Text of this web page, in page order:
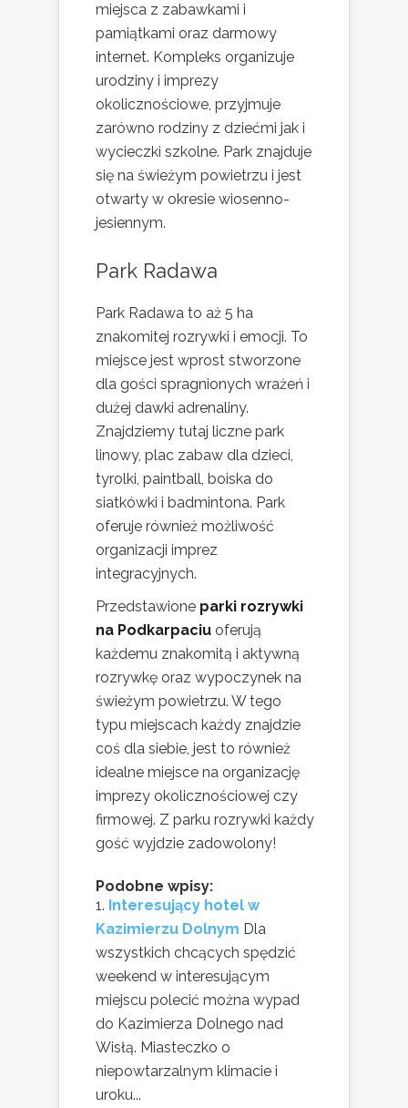
miejsca z zabawkami i
pamiątkami oraz darmowy
internet. Kompleks organizuje
urodziny i imprezy
okolicznościowe, przyjmuje
zarówno rodziny z dziećmi jak i
wycieczki szkolne. Park znajduje
się na świeżym powietrzu i jest
otwarty w okresie wiosenno-
jesiennym.
Park Radawa
Park Radawa to aż 5 ha
znakomitej rozrywki i emocji. To
miejsce jest wprost stworzone
dla gości spragnionych wrażeń i
dużej dawki adrenaliny.
Znajdziemy tutaj liczne park
linowy, plac zabaw dla dzieci,
tyrolki, paintball, boiska do
siatkówki i badmintona. Park
oferuje również możliwość
organizacji imprez
integracyjnych.
Przedstawione parki rozrywki
na Podkarpaciu oferują
każdemu znakomitą i aktywną
rozrywkę oraz wypoczynek na
świeżym powietrzu. W tego
typu miejscach każdy znajdzie
coś dla siebie, jest to również
idealne miejsce na organizację
imprezy okolicznościowej czy
firmowej. Z parku rozrywki każdy
gość wyjdzie zadowolony!
Podobne wpisy:
Interesujący hotel w
Kazimierzu Dolnym Dla
wszystkich chcących spędzić
weekend w interesującym
miejscu polecić można wypad
do Kazimierza Dolnego nad
Wisłą. Miasteczko o
niepowtarzalnym klimacie i
uroku...